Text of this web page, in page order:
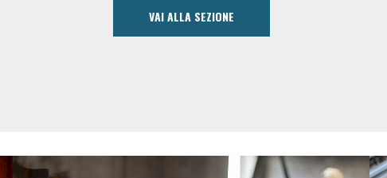
VAI ALLA SEZIONE